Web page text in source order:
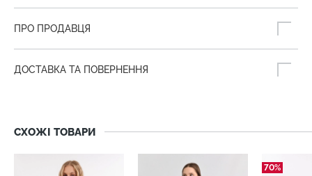
ПРО ПРОДАВЦЯ
ДОСТАВКА ТА ПОВЕРНЕННЯ
СХОЖІ ТОВАРИ
70%